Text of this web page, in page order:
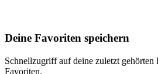
Deine Favoriten speichern
Schnellzugriff auf deine zuletzt gehörten
Favoriten.